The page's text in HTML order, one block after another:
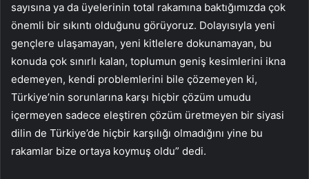
sayısına ya da üyelerinin total rakamına baktığımızda çok
önemli bir sıkıntı olduğunu görüyoruz. Dolayısıyla yeni
gençlere ulaşamayan, yeni kitlelere dokunamayan, bu
konuda çok sınırlı kalan, toplumun geniş kesimlerini ikna
edemeyen, kendi problemlerini bile çözemeyen ki,
Türkiye’nin sorunlarına karşı hiçbir çözüm umudu
içermeyen sadece eleştiren çözüm üretmeyen bir siyasi
dilin de Türkiye’de hiçbir karşılığı olmadığını yine bu
rakamlar bize ortaya koymuş oldu” dedi.